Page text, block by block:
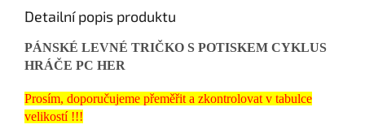
Detailní popis produktu
PÁNSKÉ LEVNÉ TRIČKO S POTISKEM CYKLUS
HRÁČE PC HER
Prosím, doporučujeme přeměřit a zkontrolovat v tabulce
velikostí !!!